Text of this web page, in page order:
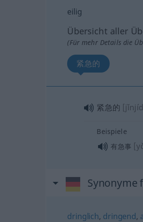
eilig
Übersicht aller
(Für mehr Details die
紧急的
紧急的
Beispiele
有急事
Synonyme
dringlich, dringend,